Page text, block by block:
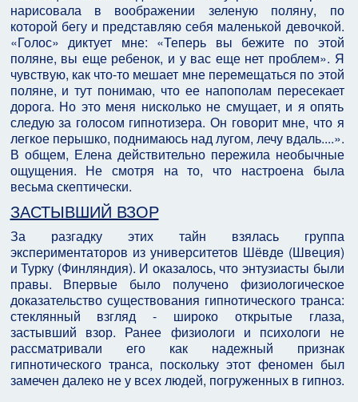
нарисовала в воображении зеленую поляну, по
которой бегу и представляю себя маленькой девочкой.
«Голос» диктует мне: «Теперь вы бежите по этой
поляне, вы еще ребенок, и у вас еще нет проблем». Я
чувствую, как что-то мешает мне перемещаться по этой
поляне, и тут понимаю, что ее напополам пересекает
дорога. Но это меня нисколько не смущает, и я опять
следую за голосом гипнотизера. Он говорит мне, что я
легкое перышко, поднимаюсь над лугом, лечу вдаль....».
В общем, Елена действительно пережила необычные
ощущения. Не смотря на то, что настроена была
весьма скептически.
ЗАСТЫВШИЙ ВЗОР
За разгадку этих тайн взялась группа
экспериментаторов из университетов Шёвде (Швеция)
и Турку (Финляндия). И оказалось, что энтузиасты были
правы. Впервые было получено физиологическое
доказательство существования гипнотического транса:
стеклянный взгляд - широко открытые глаза,
застывший взор. Ранее физиологи и психологи не
рассматривали его как надежный признак
гипнотического транса, поскольку этот феномен был
замечен далеко не у всех людей, погруженных в гипноз.